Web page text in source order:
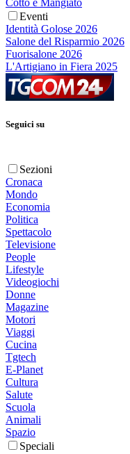
Eventi
Identità Golose 2026
Salone del Risparmio 2026
Fuorisalone 2026
L'Artigiano in Fiera 2025
Seguici su
Sezioni
Cronaca
Mondo
Economia
Politica
Spettacolo
Televisione
People
Lifestyle
Videogiochi
Donne
Magazine
Motori
Viaggi
Cucina
Tgtech
E-Planet
Cultura
Salute
Scuola
Animali
Spazio
Speciali